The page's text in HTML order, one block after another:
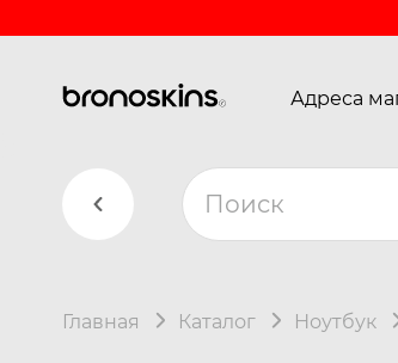
Адреса
Главная Каталог Ноутбук